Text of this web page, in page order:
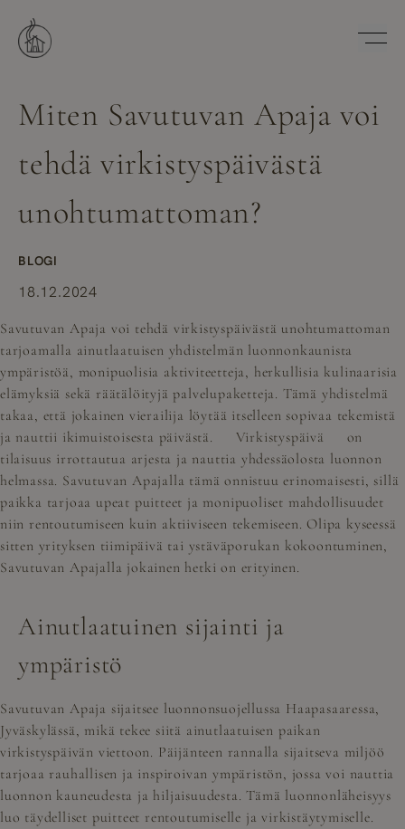
sisältöön
Miten Savutuvan Apaja voi
tehdä virkistyspäivästä
unohtumattoman?
BLOGI
18.12.2024
Savutuvan Apaja voi tehdä virkistyspäivästä unohtumattoman
tarjoamalla ainutlaatuisen yhdistelmän luonnonkaunista
ympäristöä, monipuolisia aktiviteetteja, herkullisia kulinaarisia
elämyksiä sekä räätälöityjä palvelupaketteja. Tämä yhdistelmä
takaa, että jokainen vierailija löytää itselleen sopivaa tekemistä
ja nauttii ikimuistoisesta päivästä.
Virkistyspäivä
on
tilaisuus irrottautua arjesta ja nauttia yhdessäolosta luonnon
helmassa. Savutuvan Apajalla tämä onnistuu erinomaisesti, sillä
paikka tarjoaa upeat puitteet ja monipuoliset mahdollisuudet
niin rentoutumiseen kuin aktiiviseen tekemiseen. Olipa kyseessä
sitten yrityksen tiimipäivä tai ystäväporukan kokoontuminen,
Savutuvan Apajalla jokainen hetki on erityinen.
Ainutlaatuinen sijainti ja
ympäristö
Savutuvan Apaja sijaitsee luonnonsuojellussa Haapasaaressa,
Jyväskylässä, mikä tekee siitä ainutlaatuisen paikan
virkistyspäivän viettoon. Päijänteen rannalla sijaitseva miljöö
tarjoaa rauhallisen ja inspiroivan ympäristön, jossa voi nauttia
luonnon kauneudesta ja hiljaisuudesta. Tämä luonnonläheisyys
luo täydelliset puitteet rentoutumiselle ja virkistäytymiselle.